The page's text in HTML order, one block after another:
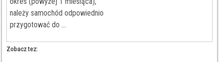
należy samochód odpowiednio
przygotować do ...
Zobacz tez: